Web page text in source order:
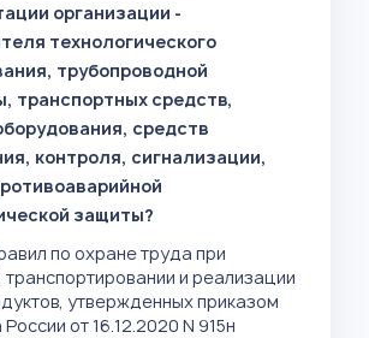
организации -
технологического
трубопроводной
транспортных средств,
средств
контроля, сигнализации,
защиты?
по охране труда при
транспортировании и реализации
утвержденных приказом
от 16.12.2020 N 915н